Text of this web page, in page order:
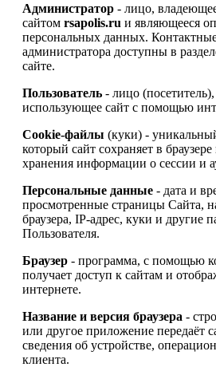
Администратор - лицо,
сайтом rsapolis.ru и являющееся
персональных данных.
администратора доступны в
сайте.
Пользователь - лицо
использующее сайт с помощью
Cookie-файлы (куки) -
который сайт сохраняет в браузере
хранения информации о сессии и
Персональные данные - дата и
просмотренные страницы Сайта,
браузера, IP-адрес, куки и другие
Пользователя.
Браузер - программа, с помощью
получает доступ к сайтам и
интернете.
Название и версия браузера -
или другое приложение передаёт
сведения об устройстве,
клиента.